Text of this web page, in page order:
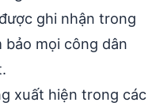
được ghi nhận trong
bảo mọi công dân
xuất hiện trong các